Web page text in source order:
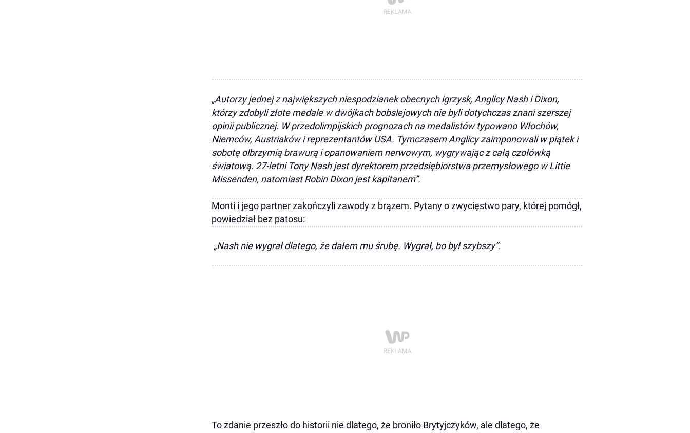
„Autorzy jednej z największych niespodzianek obecnych igrzysk, Anglicy Nash i Dixon,
którzy zdobyli złote medale w dwójkach bobslejowych nie byli dotychczas znani szerszej
opinii publicznej. W przedolimpijskich prognozach na medalistów typowano Włochów,
Niemców, Austriaków i reprezentantów USA. Tymczasem Anglicy zaimponowali w piątek i
sobotę olbrzymią brawurą i opanowaniem nerwowym, wygrywając z całą czołówką
światową. 27-letni Tony Nash jest dyrektorem przedsiębiorstwa przemysłowego w Littie
Missenden, natomiast Robin Dixon jest kapitanem”.
Monti i jego partner zakończyli zawody z brązem. Pytany o zwycięstwo pary, której pomógł,
powiedział bez patosu:
„Nash nie wygrał dlatego, że dałem mu śrubę. Wygrał, bo był szybszy”.
To zdanie przeszło do historii nie dlatego, że broniło Brytyjczyków, ale dlatego, że